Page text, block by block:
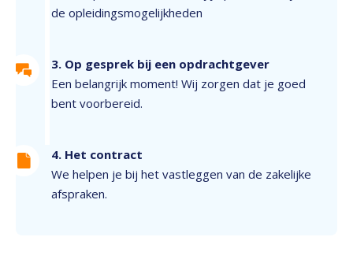
de opleidingsmogelijkheden
3. Op gesprek bij een opdrachtgever
Een belangrijk moment! Wij zorgen dat je goed
bent voorbereid.
4. Het contract
We helpen je bij het vastleggen van de zakelijke
afspraken.